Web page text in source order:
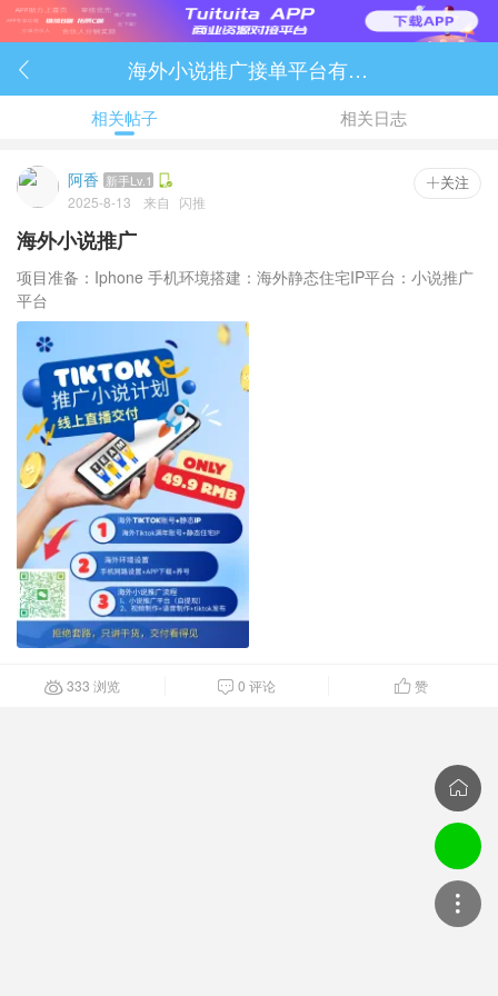
 海外小说推广接单平台有哪些
相关帖子 相关日志
阿香 新手Lv.1
2025-8-13 来自 闪推
 关注
海外小说推广
项目准备：Iphone 手机环境搭建：海外静态住宅IP平台：小说推广
平台
333 浏览  0 评论 赞
